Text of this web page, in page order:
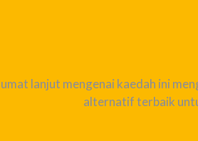
lanjut mengenai kaedah ini
alternatif terbaik